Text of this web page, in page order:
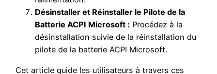
Désinstaller et Réinstaller le Pilote de la
Batterie ACPI Microsoft : Procédez à la
désinstallation suivie de la réinstallation du
pilote de la batterie ACPI Microsoft.
Cet article guide les utilisateurs à travers ces